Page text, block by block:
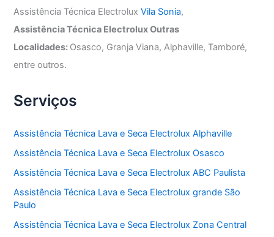
Assistência Técnica ElectroluxVila Sonia,
Assistência Técnica Electrolux Outras
Localidades: Osasco, Granja Viana, Alphaville, Tamboré,
entre outros.
Serviços
Assistência Técnica Lava e Seca Electrolux Alphaville
Assistência Técnica Lava e Seca Electrolux Osasco
Assistência Técnica Lava e Seca Electrolux ABC Paulista
Assistência Técnica Lava e Seca Electrolux grande São
Paulo
Assistência Técnica Lava e Seca Electrolux Zona Central